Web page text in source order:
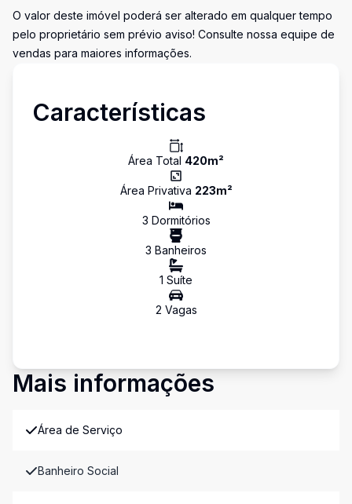
O valor deste imóvel poderá ser alterado em qualquer tempo
pelo proprietário sem prévio aviso! Consulte nossa equipe de
vendas para maiores informações.
Características
Área Total 420m²
Área Privativa 223m²
3 Dormitórios
3 Banheiros
1 Suíte
2 Vagas
Mais informações
Área de Serviço
Banheiro Social